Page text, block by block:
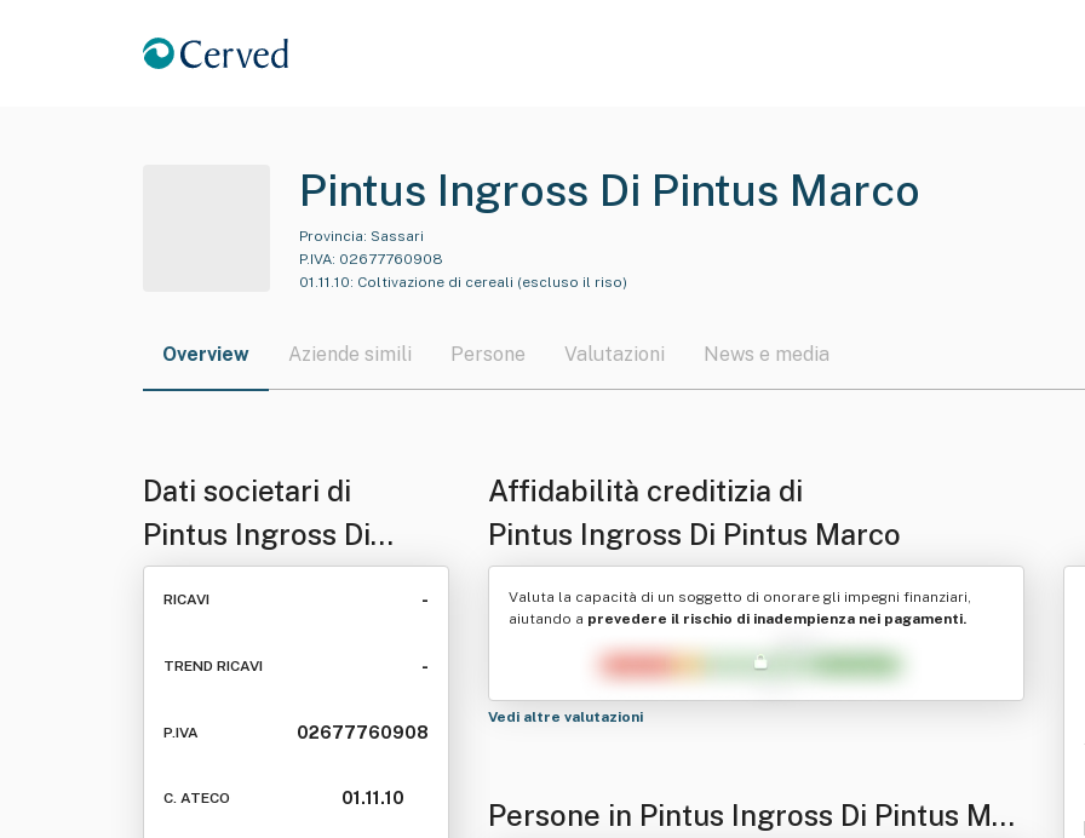
Pintus Ingross Di Pintus Marco
Provincia: Sassari
P.IVA: 02677760908
01.11.10: Coltivazione di cereali (escluso il riso)
Overview Aziende simili Persone Valutazioni News e media
Dati societari di
Pintus Ingross Di
Pintus Marco
RICAVI -
TREND RICAVI -
P.IVA 02677760908
C. ATECO 01.11.10
Affidabilità creditizia di
Pintus Ingross Di Pintus Marco
Valuta la capacità di un soggetto di onorare gli impegni finanziari,
aiutando a prevedere il rischio di inadempienza nei pagamenti.
Vedi altre valutazioni
Persone in Pintus Ingross Di Pintus Mar